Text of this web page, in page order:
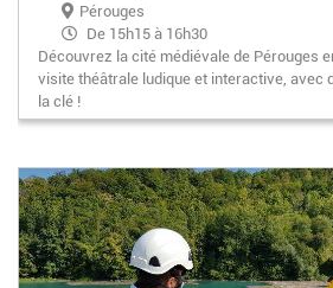
Pérouges
De 15h15 à 16h30
Découvrez la cité médiévale de Pérouges
visite théâtrale ludique et interactive, avec
la clé !